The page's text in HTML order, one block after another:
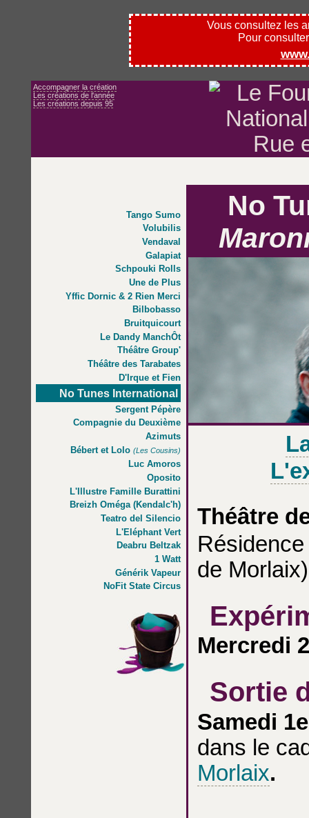
Vous consultez les
Pour
Accompagner la création
Les créations de l'année
Les créations depuis 95
Tango Sumo
Volubilis
Vendaval
Galapiat
Schpouki Rolls
Une de Plus
Yffic Dornic & 2 Rien Merci
Bilbobasso
Bruitquicourt
Le Dandy ManchÔt
Théâtre Group'
Théâtre des Tarabates
D'Irque et Fien
No Tunes International
Sergent Pépère
Compagnie du Deuxième
Azimuts
Bébert et Lolo (Les Cousins)
Luc Amoros
Oposito
L'Illustre Famille Burattini
Breizh Oméga (Kendalc'h)
Teatro del Silencio
L'Eléphant Vert
Deabru Beltzak
1 Watt
Générik Vapeur
NoFit State Circus
No
Théâtre
de
Mercredi
Sortie
Samedi
dans le
Morlaix.